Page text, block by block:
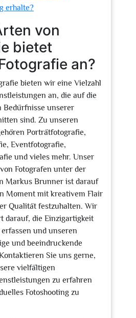
erhalte?
von
bietet
an?
bieten wir eine Vielzahl
an, die auf die
Bedürfnisse unserer
sind. Zu unseren
Porträtfotografie,
Eventfotografie,
und vieles mehr. Unser
Fotografen unter der
Markus Brunner ist darauf
Moment mit kreativem Flair
Qualität festzuhalten. Wir
darauf, die Einzigartigkeit
und unseren
und beeindruckende
Sie uns gerne,
vielfältigen
zu erfahren
Fotoshooting zu